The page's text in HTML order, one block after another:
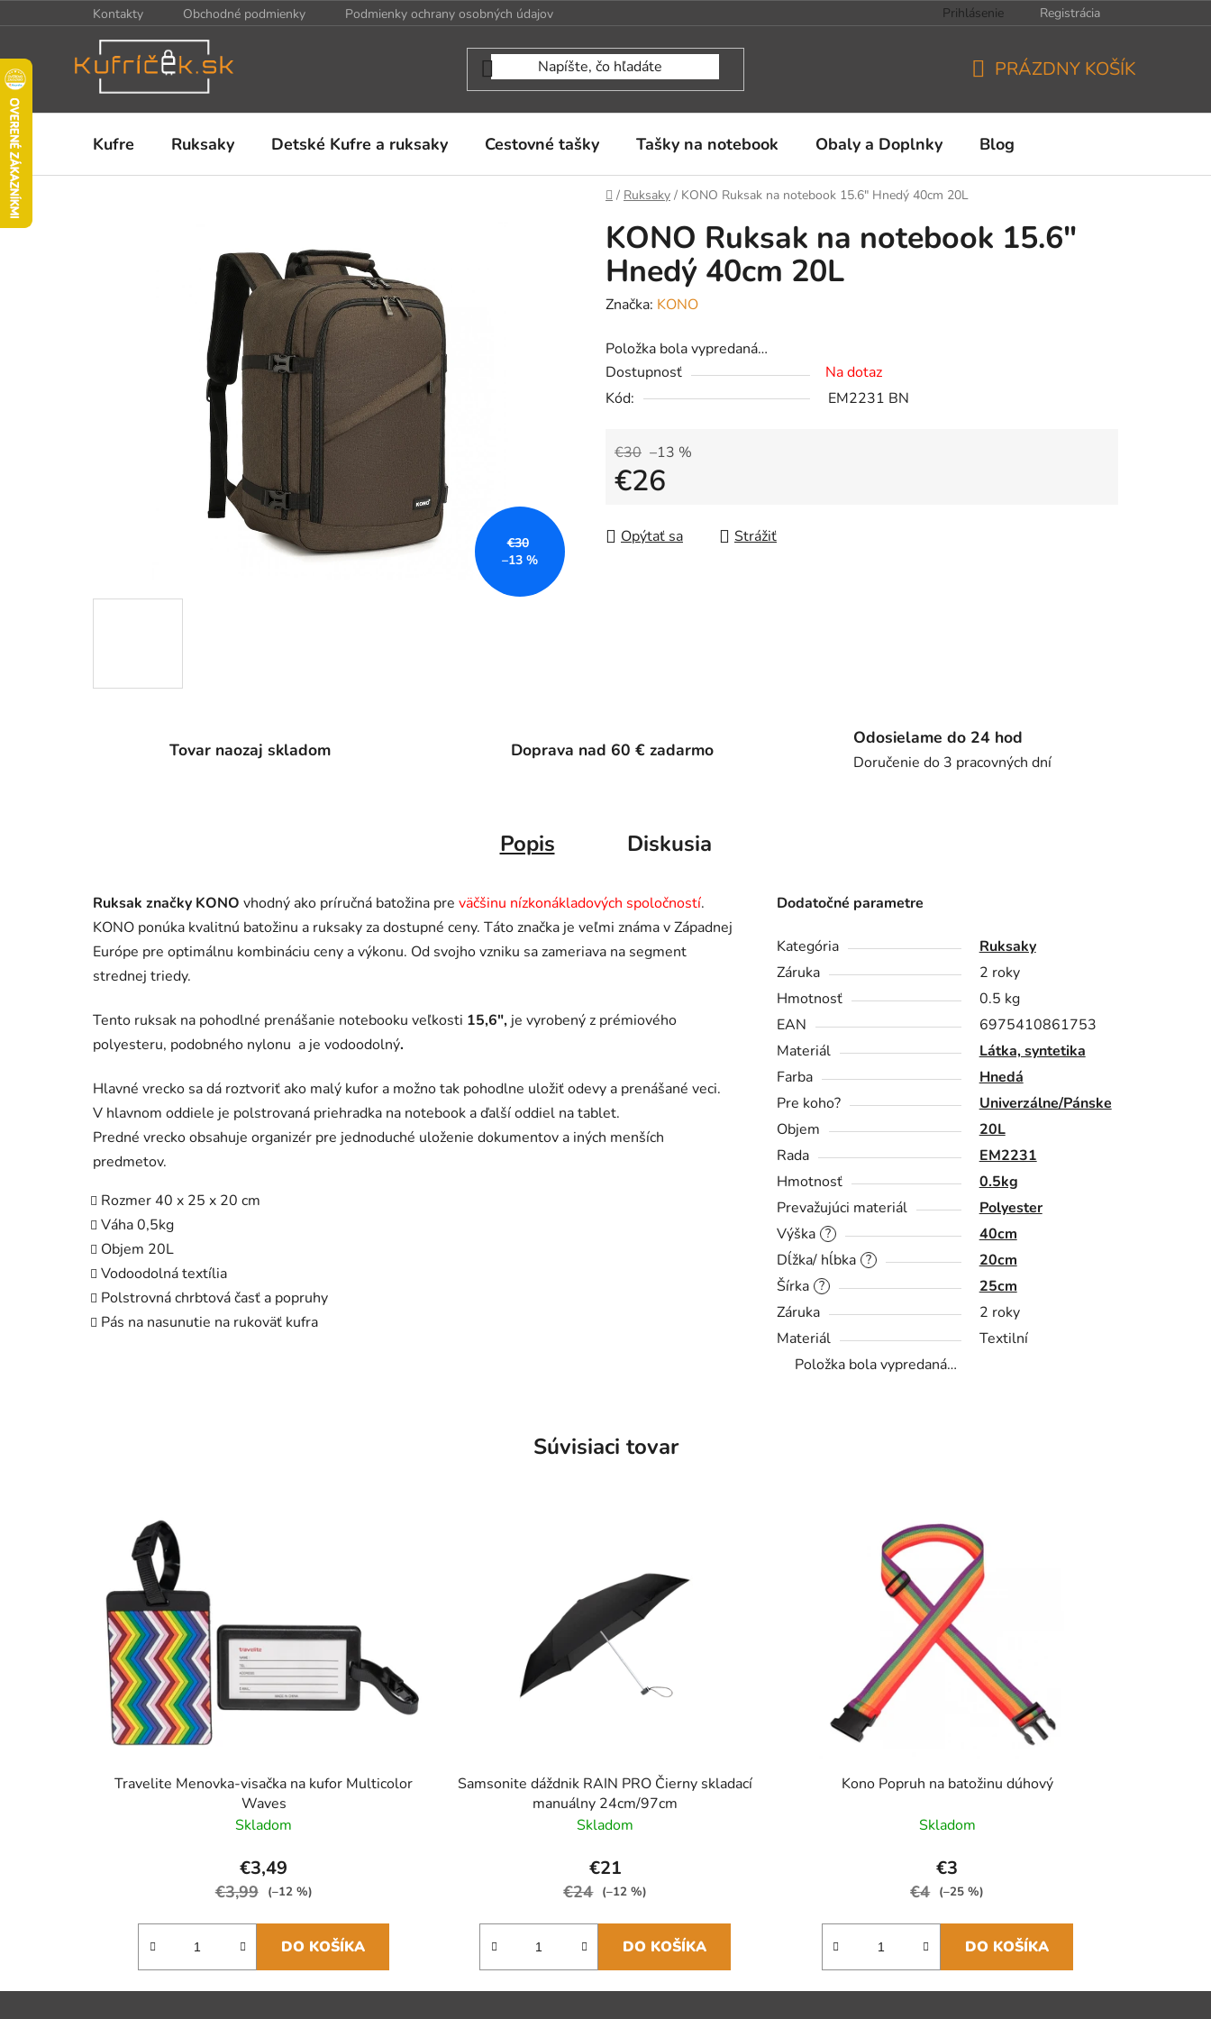
na
Kontakty Obchodné podmienky Podmienky ochrany osobných údajov Prihlásenie Registrácia
KOŠÍK
PRÁZDNY KOŠÍK
Kufre Ruksaky Detské Kufre a ruksaky Cestovné tašky Tašky na notebook Obaly a Doplnky Blog
Domov
/ Ruksaky / KONO Ruksak na notebook 15.6" Hnedý 40cm 20L
KONO Ruksak na notebook 15.6"
Hnedý 40cm 20L
Značka: KONO
Položka bola vypredaná…
Dostupnosť
Na dotaz
Kód:
EM2231 BN
€30 –13 %
€26
Opýtať sa
Strážiť
€30
–13 %
Tovar naozaj skladom Doprava nad 60 € zadarmo
Odosielame do 24 hod
Doručenie do 3 pracovných dní
Popis Diskusia
Ruksak značky KONO vhodný ako príručná batožina pre väčšinu nízkonákladových spoločností.
KONO ponúka kvalitnú batožinu a ruksaky za dostupné ceny. Táto značka je veľmi známa v Západnej
Európe pre optimálnu kombináciu ceny a výkonu. Od svojho vzniku sa zameriava na segment
strednej triedy.
Tento ruksak na pohodlné prenášanie notebooku veľkosti 15,6", je vyrobený z prémiového
polyesteru, podobného nylonu a je vodoodolný.
Hlavné vrecko sa dá roztvoriť ako malý kufor a možno tak pohodlne uložiť odevy a prenášané veci.
V hlavnom oddiele je polstrovaná priehradka na notebook a ďalší oddiel na tablet.
Predné vrecko obsahuje organizér pre jednoduché uloženie dokumentov a iných menších
predmetov.
Rozmer 40 x 25 x 20 cm
Váha 0,5kg
Objem 20L
Vodoodolná textília
Polstrovná chrbtová časť a popruhy
Pás na nasunutie na rukoväť kufra
Dodatočné parametre
Kategória
Ruksaky
Záruka
2 roky
Hmotnosť
0.5 kg
EAN
6975410861753
Materiál
Látka, syntetika
Farba
Hnedá
Pre koho?
Univerzálne/Pánske
Objem
20L
Rada
EM2231
Hmotnosť
0.5kg
Prevažujúci materiál
Polyester
?
Výška 40cm
?
Dĺžka/ hĺbka 20cm
?
Šírka
25cm
Záruka
2 roky
Materiál
Textilní
Položka bola vypredaná…
Súvisiaci tovar
Travelite Menovka-visačka na kufor Multicolor
Waves
Skladom
€3,49
€3,99 (–12 %)
DO KOŠÍKA
Samsonite dáždnik RAIN PRO Čierny skladací
manuálny 24cm/97cm
Skladom
€21
€24 (–12 %)
DO KOŠÍKA
Kono Popruh na batožinu dúhový
Skladom
€3
€4 (–25 %)
DO KOŠÍKA